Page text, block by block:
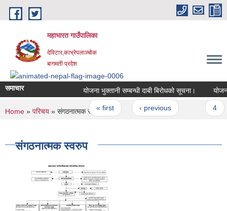
Skip to main content
महाभारत गाउँपालिका
देविटार,काभ्रेपलाञ्चोक
बागमती प्रदेश
समाचार योजना भुक्तानी सम्बन्धी दाबी बिरोधको सूचना।
Pages
« first ‹ previous
You are here
Home » परिचय » संगठनात्मक स्वरुप
संगठनात्मक स्वरुप